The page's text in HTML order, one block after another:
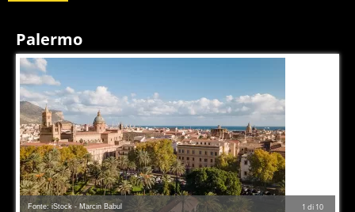
Palermo
1 di 10
Fonte: iStock - Marcin Babul